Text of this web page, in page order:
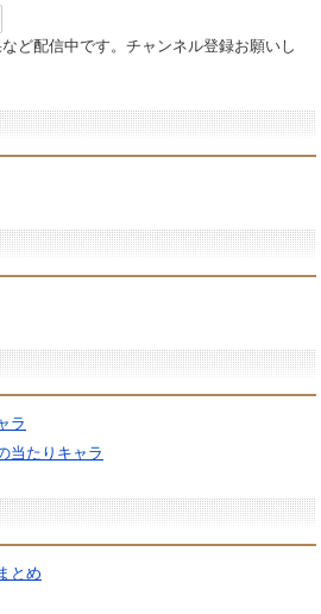
ど配信中です。チャンネル登録お願いし
ラ
当たりキャラ
とめ